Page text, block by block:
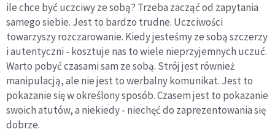
ile chce być uczciwy ze sobą? Trzeba zacząć od zapytania
samego siebie. Jest to bardzo trudne. Uczciwości
towarzyszy rozczarowanie. Kiedy jesteśmy ze sobą szczerzy
i autentyczni - kosztuje nas to wiele nieprzyjemnych uczuć.
Warto pobyć czasami sam ze sobą. Strój jest również
manipulacją, ale nie jest to werbalny komunikat. Jest to
pokazanie się w określony sposób. Czasem jest to pokazanie
swoich atutów, a niekiedy - niechęć do zaprezentowania się
dobrze.